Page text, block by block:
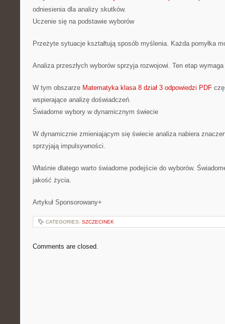
odniesienia dla analizy skutków.
Uczenie się na podstawie wyborów
Przeżyte sytuacje kształtują sposób myślenia. Każda pomyłka
Analiza przeszłych wyborów sprzyja rozwojowi. Ten etap
W tym obszarze Matematyka klasa 8 dział 3 odpowiedzi PDF
wspierające analizę doświadczeń.
Świadome wybory w dynamicznym świecie
W dynamicznie zmieniającym się świecie analiza nabiera
sprzyjają impulsywności.
Właśnie dlatego warto świadome podejście do wyborów.
jakość życia.
Artykuł Sponsorowany+
CATEGORIES: SZCZECINEK
Comments are closed.